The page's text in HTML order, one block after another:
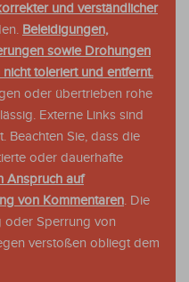
und verständlicher
Beleidigungen,
sowie Drohungen
toleriert und entfernt.
oder übertrieben rohe
Externe Links sind
Beachten Sie, dass die
oder dauerhafte
Anspruch auf
von Kommentaren. Die
oder Sperrung von
verstoßen obliegt dem